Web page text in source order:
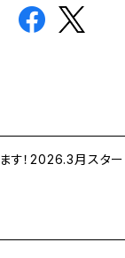
す！2026.3月スタ